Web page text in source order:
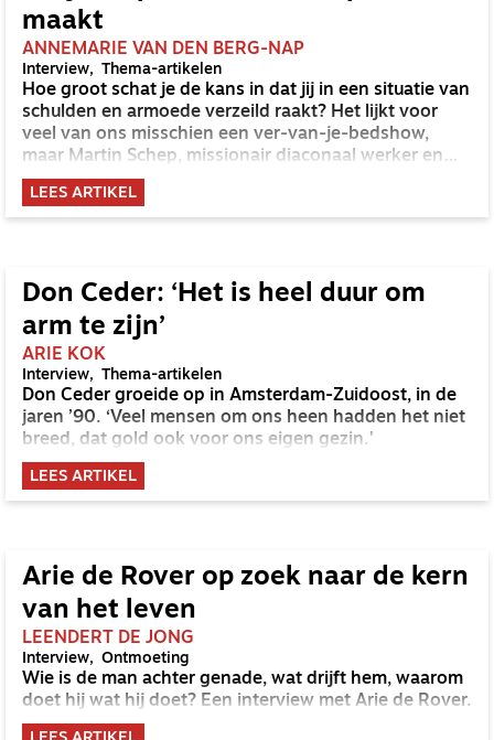
maakt
ANNEMARIE VAN DEN BERG-NAP
Interview Thema-artikelen
Hoe groot schat je de kans in dat jij in een situatie van
schulden en armoede verzeild raakt? Het lijkt voor
veel van ons misschien een ver-van-je-bedshow,
maar Martin Schep, missionair diaconaal werker en
vrijwilliger voor Schuldhulpmaatje in Den Haag, weet
dat armoede en schulden dichterbij zijn dan je denkt.
LEES ARTIKEL
Don Ceder: ‘Het is heel duur om
arm te zijn’
ARIE KOK
Interview Thema-artikelen
Don Ceder groeide op in Amsterdam-Zuidoost, in de
jaren ’90. ‘Veel mensen om ons heen hadden het niet
breed, dat gold ook voor ons eigen gezin.'
LEES ARTIKEL
Arie de Rover op zoek naar de kern
van het leven
LEENDERT DE JONG
Interview Ontmoeting
Wie is de man achter genade, wat drijft hem, waarom
doet hij wat hij doet? Een interview met Arie de Rover.